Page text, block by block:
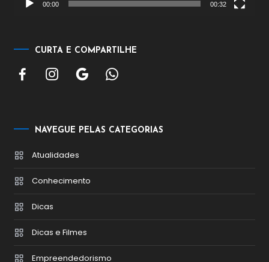
00:00 00:32
CURTA E COMPARTILHE
NAVEGUE PELAS CATEGORIAS
Atualidades
Conhecimento
Dicas
Dicas e Filmes
Empreendedorismo